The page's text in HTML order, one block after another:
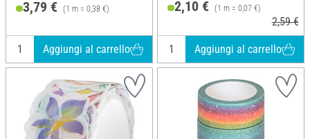
3,79 € (1 m = 0,38 €)
Aggiungi al carrello
2,10 € (1 m = 0,07 €)
2,59 €
Aggiungi al carrello